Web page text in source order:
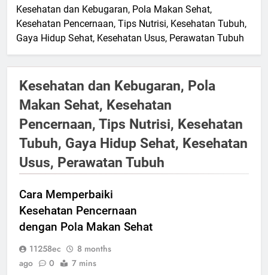
Kesehatan dan Kebugaran, Pola Makan Sehat,
Kesehatan Pencernaan, Tips Nutrisi, Kesehatan Tubuh,
Gaya Hidup Sehat, Kesehatan Usus, Perawatan Tubuh
Kesehatan dan Kebugaran, Pola
Makan Sehat, Kesehatan
Pencernaan, Tips Nutrisi, Kesehatan
Tubuh, Gaya Hidup Sehat, Kesehatan
Usus, Perawatan Tubuh
Cara Memperbaiki
Kesehatan Pencernaan
dengan Pola Makan Sehat
11258ec
8 months
ago
0 7 mins